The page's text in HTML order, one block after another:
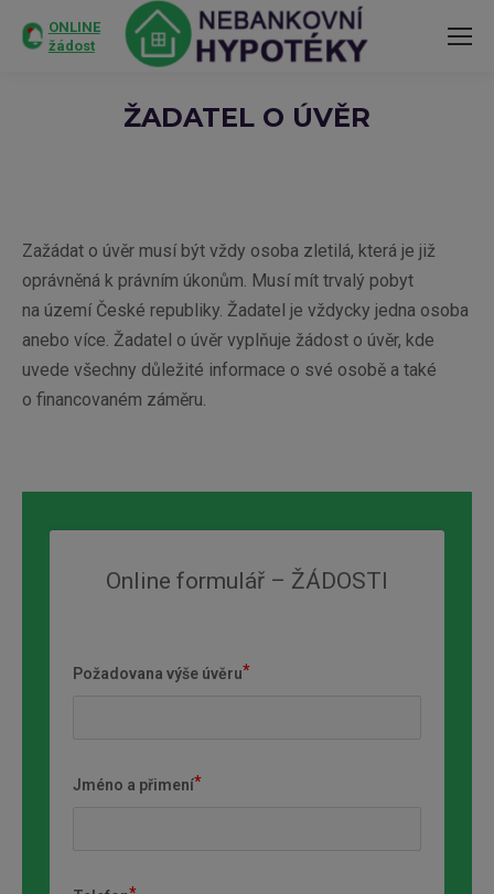
ONLINE
žádost
ŽADATEL O ÚVĚR
Zažádat o úvěr musí být vždy osoba zletilá, která je již
oprávněná k právním úkonům. Musí mít trvalý pobyt
na území České republiky. Žadatel je vždycky jedna osoba
anebo více. Žadatel o úvěr vyplňuje žádost o úvěr, kde
uvede všechny důležité informace o své osobě a také
o financovaném záměru.
Online formulář – ŽÁDOSTI
Požadovana výše úvěru
Jméno a přimení